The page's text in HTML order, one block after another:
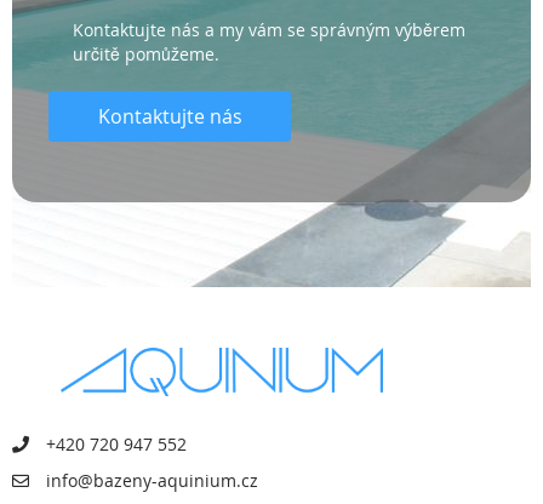
Kontaktujte nás a my vám se správným výběrem
určitě pomůžeme.
Kontaktujte nás
+420 720 947 552
info@bazeny-aquinium.cz